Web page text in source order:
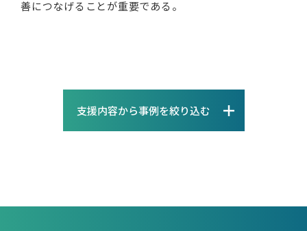
善につなげることが重要である。
支援内容から事例を絞り込む